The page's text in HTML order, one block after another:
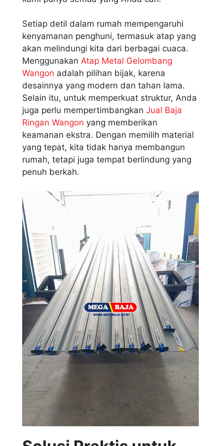
Setiap detil dalam rumah mempengaruhi
kenyamanan penghuni, termasuk atap yang
akan melindungi kita dari berbagai cuaca.
Menggunakan Atap Metal Gelombang
Wangon adalah pilihan bijak, karena
desainnya yang modern dan tahan lama.
Selain itu, untuk memperkuat struktur, Anda
juga perlu mempertimbangkan Jual Baja
Ringan Wangon yang memberikan
keamanan ekstra. Dengan memilih material
yang tepat, kita tidak hanya membangun
rumah, tetapi juga tempat berlindung yang
penuh berkah.